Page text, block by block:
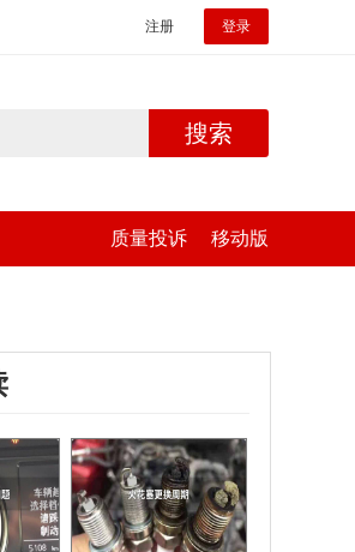
注册 登录
搜索
质量投诉 移动版